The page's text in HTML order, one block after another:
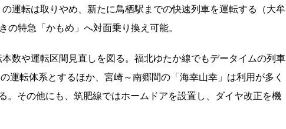
運転は取りやめ、新たに鳥栖駅までの快速列車を運転する（大牟
の特急「かもめ」へ対面乗り換え可能。
数や運転区間見直しを図る。福北ゆたか線でもデータイムの列車
運転体系とするほか、宮崎～南郷間の「海幸山幸」は利用が多く
。その他にも、筑肥線ではホームドアを設置し、ダイヤ改正を機